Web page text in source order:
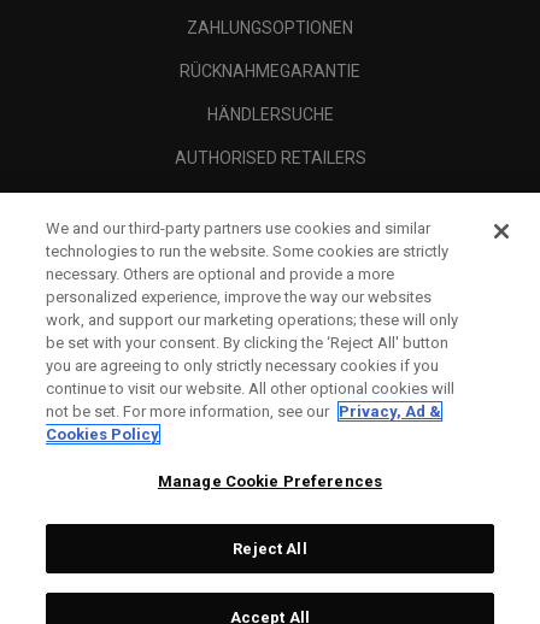
ZAHLUNGSOPTIONEN
RÜCKNAHMEGARANTIE
HÄNDLERSUCHE
AUTHORISED RETAILERS
UNTERNEHMENSPROFIL
RECHTLICHES-
Topgolf Callaway Brands.
We and our third-party partners use cookies and similar
technologies to run the website. Some cookies are strictly
necessary. Others are optional and provide a more
personalized experience, improve the way our websites
work, and support our marketing operations; these will only
be set with your consent. By clicking the ‘Reject All' button
you are agreeing to only strictly necessary cookies if you
continue to visit our website. All other optional cookies will
not be set. For more information, see our Privacy, Ad &
Cookies Policy
Manage Cookie Preferences
Reject All
Accept All